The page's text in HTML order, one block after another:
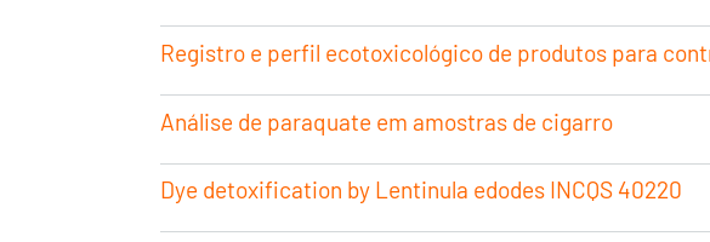
Registro e perfil ecotoxicológico de produtos para
Análise de paraquate em amostras de cigarro
Dye detoxification by Lentinula edodes INCQS 40220